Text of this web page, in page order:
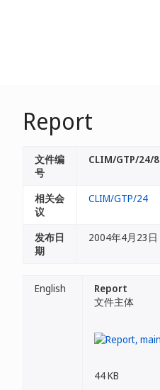
Report
文件编
号
CLIM/GTP/24/8
相关会
议
CLIM/GTP/24
发布日
期
2004年4月23日
English
Report
文件主体
44 KB